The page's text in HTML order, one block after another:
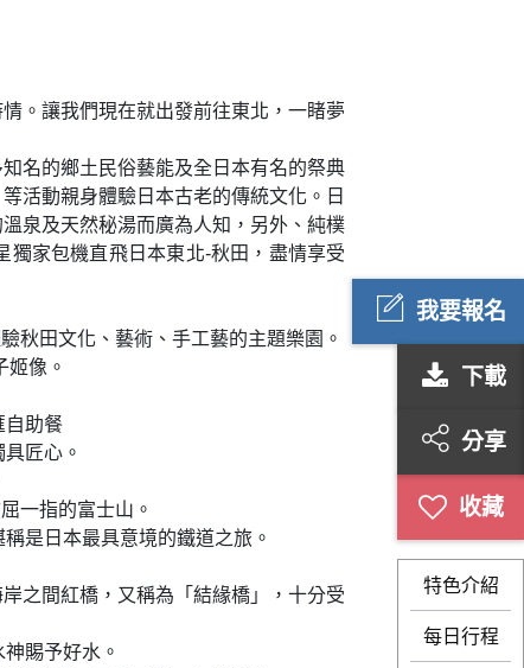
我要報名
下載
分享
特色介紹
每日行程
。讓我們現在就出發前往東北，一睹夢
名的鄉土民俗藝能及全日本有名的祭典
活動親身體驗日本古老的傳統文化。日
泉及天然秘湯而廣為人知，另外、純樸
獨家包機直飛日本東北-秋田，盡情享受
秋田文化、藝術、手工藝的主題樂園。
像。
自助餐
匠心。
一指的富士山。
是日本最具意境的鐵道之旅。
之間紅橋，又稱為「結緣橋」，十分受
賜予好水。